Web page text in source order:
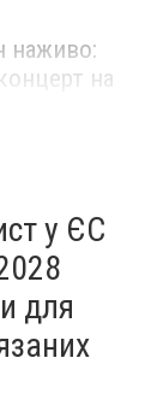
наживо:
на
у ЄС
для